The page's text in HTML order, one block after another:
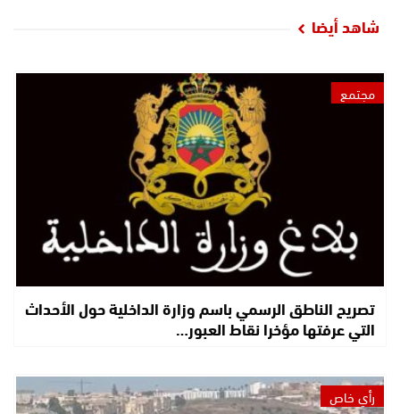
شاهد أيضا
مجتمع
تصريح الناطق الرسمي باسم وزارة الداخلية حول الأحداث
التي عرفتها مؤخرا نقاط العبور…
رأي خاص